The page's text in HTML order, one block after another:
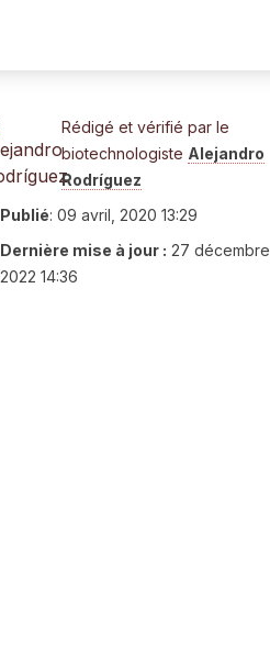
Rédigé et vérifié par le
biotechnologiste Alejandro
Rodríguez
Publié: 09 avril, 2020 13:29
Dernière mise à jour : 27 décembre,
2022 14:36